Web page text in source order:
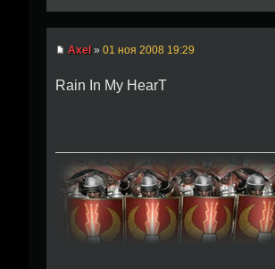
Axel » 01 ноя 2008 19:29
Rain In My HearT